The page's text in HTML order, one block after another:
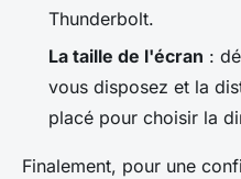
Thunderbolt.
La taille de l'écran :
vous disposez et la
placé pour choisir la
Finalement, pour une